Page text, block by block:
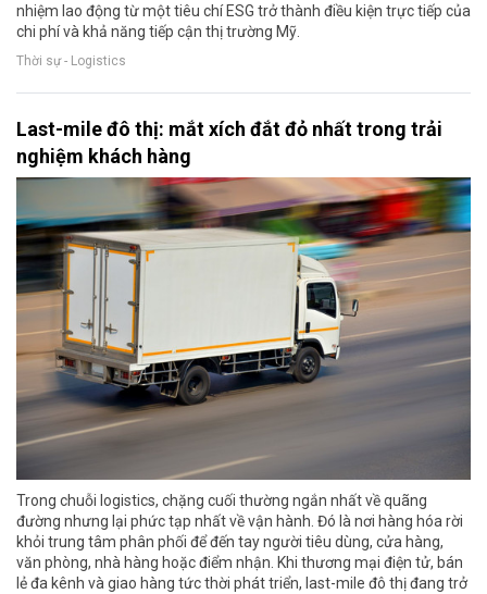
nhiệm lao động từ một tiêu chí ESG trở thành điều kiện trực tiếp của
chi phí và khả năng tiếp cận thị trường Mỹ.
Thời sự - Logistics
Last-mile đô thị: mắt xích đắt đỏ nhất trong trải
nghiệm khách hàng
Trong chuỗi logistics, chặng cuối thường ngắn nhất về quãng
đường nhưng lại phức tạp nhất về vận hành. Đó là nơi hàng hóa rời
khỏi trung tâm phân phối để đến tay người tiêu dùng, cửa hàng,
văn phòng, nhà hàng hoặc điểm nhận. Khi thương mại điện tử, bán
lẻ đa kênh và giao hàng tức thời phát triển, last-mile đô thị đang trở